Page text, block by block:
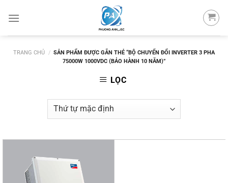
TRANG CHỦ / SẢN PHẨM ĐƯỢC GẮN THẺ “BỘ CHUYỂN ĐỔI INVERTER 3 PHA
75000W 1000VDC (BẢO HÀNH 10 NĂM)”
LỌC